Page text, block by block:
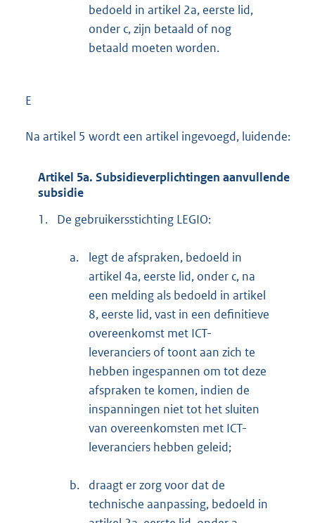
bedoeld in artikel 2a, eerste lid,
onder c, zijn betaald of nog
betaald moeten worden.
E
Na artikel 5 wordt een artikel ingevoegd, luidende:
Artikel 5a. Subsidieverplichtingen aanvullende
subsidie
1.
De gebruikersstichting LEGIO:
a.
legt de afspraken, bedoeld in
artikel 4a, eerste lid, onder c, na
een melding als bedoeld in artikel
8, eerste lid, vast in een definitieve
overeenkomst met ICT-
leveranciers of toont aan zich te
hebben ingespannen om tot deze
afspraken te komen, indien de
inspanningen niet tot het sluiten
van overeenkomsten met ICT-
leveranciers hebben geleid;
b.
draagt er zorg voor dat de
technische aanpassing, bedoeld in